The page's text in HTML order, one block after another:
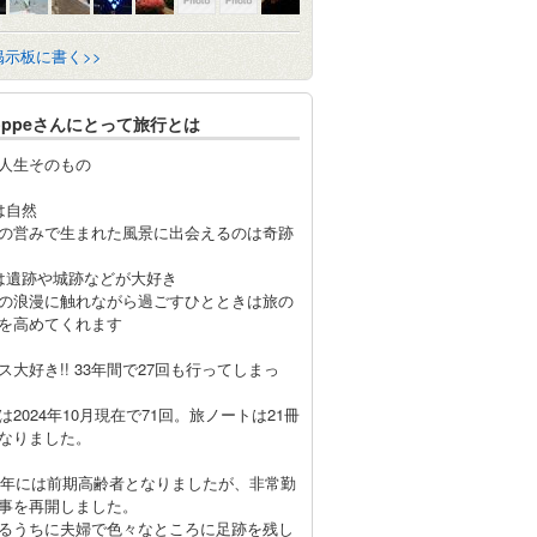
示板に書く>>
さんにとって旅行とは
生そのもの
自然
営みで生まれた風景に出会えるのは奇跡
遺跡や城跡などが大好き
浪漫に触れながら過ごすひとときは旅の
高めてくれます
大好き!! 33年間で27回も行ってしまっ
2024年10月現在で71回。旅ノートは21冊
りました。
には前期高齢者となりましたが、非常勤
を再開しました。
うちに夫婦で色々なところに足跡を残し